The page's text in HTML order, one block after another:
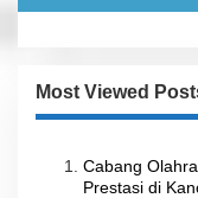
Most Viewed
Cabang
Prestasi di